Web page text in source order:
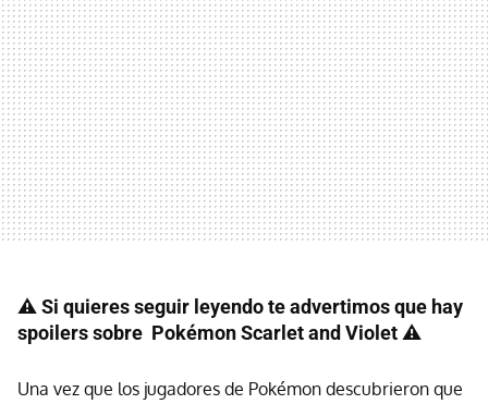
⚠️ Si quieres seguir leyendo te advertimos que hay
spoilers sobre Pokémon Scarlet and Violet ⚠️
Una vez que los jugadores de Pokémon descubrieron que